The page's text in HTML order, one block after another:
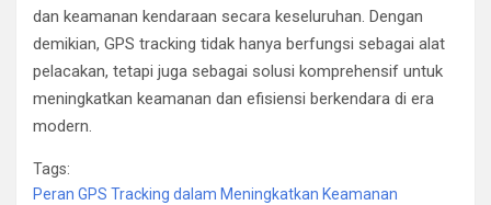
dan keamanan kendaraan secara keseluruhan. Dengan
demikian, GPS tracking tidak hanya berfungsi sebagai alat
pelacakan, tetapi juga sebagai solusi komprehensif untuk
meningkatkan keamanan dan efisiensi berkendara di era
modern.
Tags:
Peran GPS Tracking dalam Meningkatkan Keamanan